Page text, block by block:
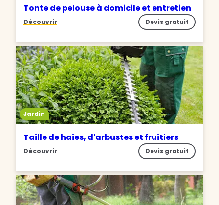
Tonte de pelouse à domicile et entretien
Découvrir Devis gratuit
Jardin
Taille de haies, d'arbustes et fruitiers
Découvrir Devis gratuit